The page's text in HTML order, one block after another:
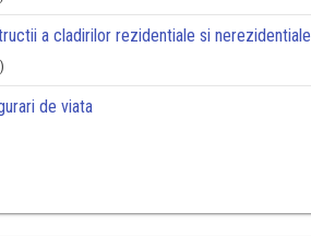
a cladirilor rezidentiale si nerezidentiale
de viata